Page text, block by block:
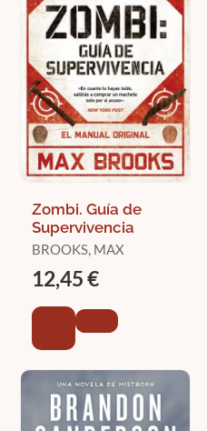
Zombi. Guía de
Supervivencia
BROOKS, MAX
12,45 €